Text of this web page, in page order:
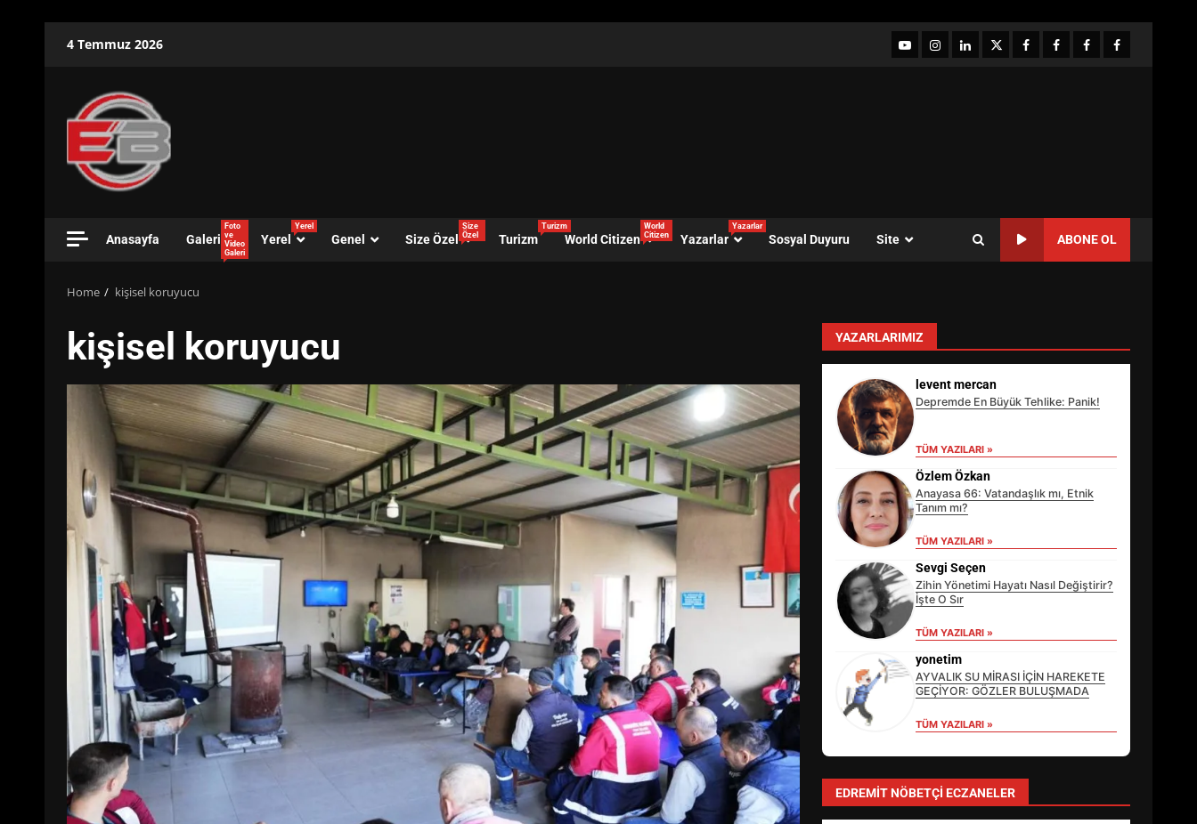
4 Temmuz 2026 YouTubeInstagram
LinkedIntwitterfacebook-Facebook-
Facebook-Facebook-
Anasayfa Galeri
Foto
ve
Video
Galeri
Yerel
Yerel
Genel Size Özel
Size
Özel
Turizm
Turizm
World Citizen
World
Citizen
Yazarlar
Yazarlar
Sosyal Duyuru Site ABONE OL
Home kişisel koruyucu
kişisel koruyucu YAZARLARIMIZ
levent mercan
Depremde En Büyük Tehlike: Panik!
TÜM YAZILARI »
Özlem Özkan
Anayasa 66: Vatandaşlık mı, Etnik
Tanım mı?
TÜM YAZILARI »
Sevgi Seçen
Zihin Yönetimi Hayatı Nasıl Değiştirir?
İşte O Sır
TÜM YAZILARI »
yonetim
AYVALIK SU MİRASI İÇİN HAREKETE
GEÇİYOR: GÖZLER BULUŞMADA
TÜM YAZILARI »
EDREMIT NÖBETÇI ECZANELER
EİB’DE KRİTİK ATAMA:
SÜRDÜRÜLEBİLİRLİKTE NE
DEĞİŞECEK?
4
EDREMİT’İN GURURU TÜRKİYE
FİNALİNDE NE BAŞARDI?